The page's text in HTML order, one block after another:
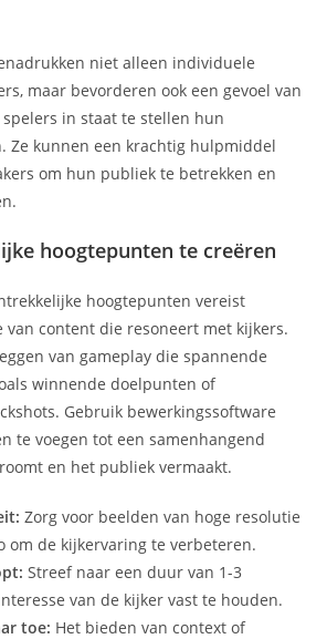
niet alleen individuele
maar bevorderen ook een gevoel van
in staat te stellen hun
Ze kunnen een krachtig hulpmiddel
om hun publiek te betrekken en
hoogtepunten te creëren
hoogtepunten vereist
van content die resoneert met kijkers.
van gameplay die spannende
winnende doelpunten of
Gebruik bewerkingssoftware
te voegen tot een samenhangend
en het publiek vermaakt.
Zorg voor beelden van hoge resolutie
om de kijkervaring te verbeteren.
Streef naar een duur van 1-3
van de kijker vast te houden.
toe: Het bieden van context of